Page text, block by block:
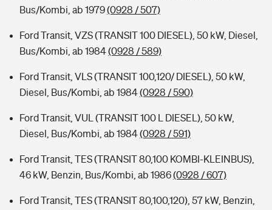
Bus/Kombi, ab 1979(0928 / 507)
Ford Transit, VZS (TRANSIT 100 DIESEL), 50 kW, Diesel,
Bus/Kombi, ab 1984(0928 / 589)
Ford Transit, VLS (TRANSIT 100,120/ DIESEL), 50 kW,
Diesel, Bus/Kombi, ab 1984(0928 / 590)
Ford Transit, VUL (TRANSIT 100 L DIESEL), 50 kW,
Diesel, Bus/Kombi, ab 1984(0928 / 591)
Ford Transit, TES (TRANSIT 80,100 KOMBI-KLEINBUS),
46 kW, Benzin, Bus/Kombi, ab 1986(0928 / 607)
Ford Transit, TES (TRANSIT 80,100,120), 57 kW, Benzin,